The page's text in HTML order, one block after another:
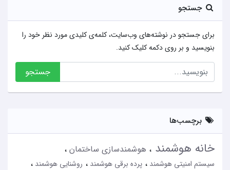
جستجو
برای جستجو در نوشته‌های وب‌سایت، کلمه‌ی کلیدی مورد نظر خود را
بنویسید و بر روی دکمه کلیک کنید.
جستجو
برچسب‌ها
خانه هوشمند هوشمندسازی ساختمان
سیستم امنیتی هوشمند پرده برقی هوشمند
روشنایی هوشمند